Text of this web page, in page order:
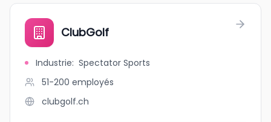
ClubGolf
Industrie: Spectator Sports
51-200 employés
clubgolf.ch